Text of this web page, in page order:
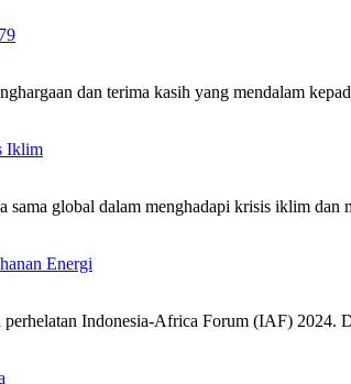
dan terima kasih yang mendalam
Iklim
global dalam menghadapi krisis iklim
Energi
Indonesia-Africa Forum (IAF)